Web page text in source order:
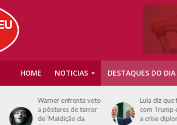
HOME NOTICIAS DESTAQUES DO DIA
Warner enfrenta veto
a pôsteres de terror
de ‘Maldição da
Lula diz que
com Trump
a crise